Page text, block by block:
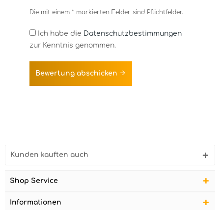
Die mit einem * markierten Felder sind Pflichtfelder.
Ich habe die Datenschutzbestimmungen
zur Kenntnis genommen.
Bewertung abschicken
Kunden kauften auch
Shop Service
Informationen